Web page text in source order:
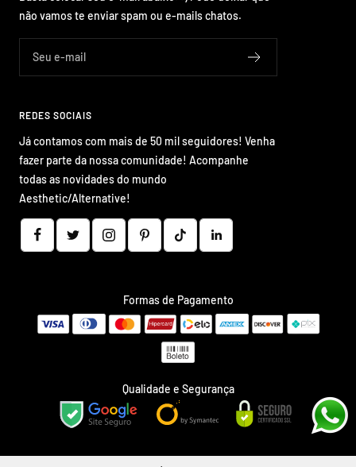
não vamos te enviar spam ou e-mails chatos.
Seu e-mail
REDES SOCIAIS
Já contamos com mais de 50 mil seguidores! Venha
fazer parte da nossa comunidade! Acompanhe
todas as novidades do mundo
Aesthetic/Alternative!
Formas de Pagamento
Qualidade e Segurança